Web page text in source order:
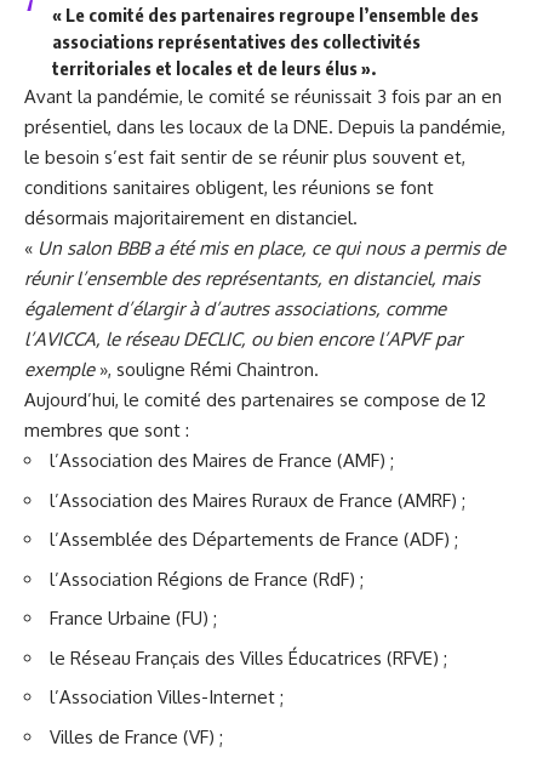
« Le comité des partenaires regroupe l’ensemble des
associations représentatives des collectivités
territoriales et locales et de leurs élus ».
Avant la pandémie, le comité se réunissait 3 fois par an en
présentiel, dans les locaux de la DNE. Depuis la pandémie,
le besoin s’est fait sentir de se réunir plus souvent et,
conditions sanitaires obligent, les réunions se font
désormais majoritairement en distanciel.
« Un salon BBBa été mis en place, ce qui nous a permis de
réunir l’ensemble des représentants, en distanciel, mais
également d’élargir à d’autres associations, comme
l’AVICCA, le réseau DECLIC, ou bien encore l’APVF par
exemple», souligne Rémi Chaintron.
Aujourd’hui, le comité des partenaires se compose de 12
membres que sont :
l’Association des Maires de France (AMF) ;
l’Association des Maires Ruraux de France (AMRF) ;
l’Assemblée des Départements de France (ADF) ;
l’Association Régions de France (RdF) ;
France Urbaine (FU) ;
le Réseau Français des Villes Éducatrices (RFVE) ;
l’Association Villes-Internet ;
Villes de France (VF) ;